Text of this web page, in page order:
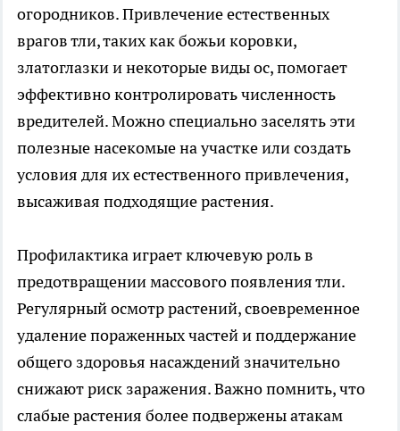
огородников. Привлечение естественных
врагов тли, таких как божьи коровки,
златоглазки и некоторые виды ос, помогает
эффективно контролировать численность
вредителей. Можно специально заселять эти
полезные насекомые на участке или создать
условия для их естественного привлечения,
высаживая подходящие растения.
Профилактика играет ключевую роль в
предотвращении массового появления тли.
Регулярный осмотр растений, своевременное
удаление пораженных частей и поддержание
общего здоровья насаждений значительно
снижают риск заражения. Важно помнить, что
слабые растения более подвержены атакам